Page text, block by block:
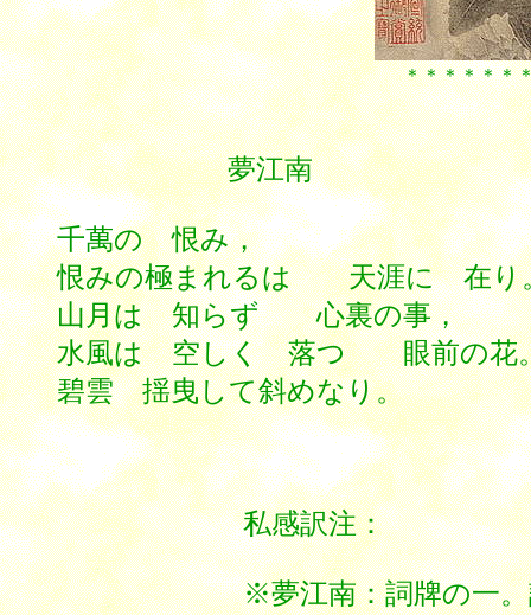
＊＊＊＊＊＊＊＊
夢江南
千萬の 恨み，
恨みの極まれるは 天涯に 在り
山月は 知らず 心裏の事，
水風は 空しく 落つ 眼前の花
碧雲 揺曳して斜めなり。
私感訳注：
※夢江南：詞牌の一